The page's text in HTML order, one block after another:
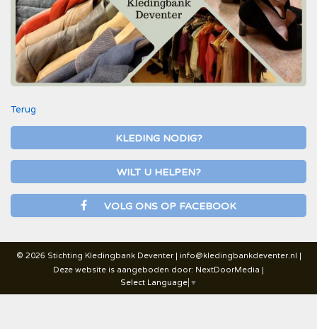
Terug
KLEDING NODIG?
WILT U HELPEN?
VOLG ONS OP FACEBOOK
© 2026 Stichting Kledingbank Deventer | info@kledingbankdeventer.nl |
Deze website is aangeboden door: NextDoorMedia |
Select Language ▼